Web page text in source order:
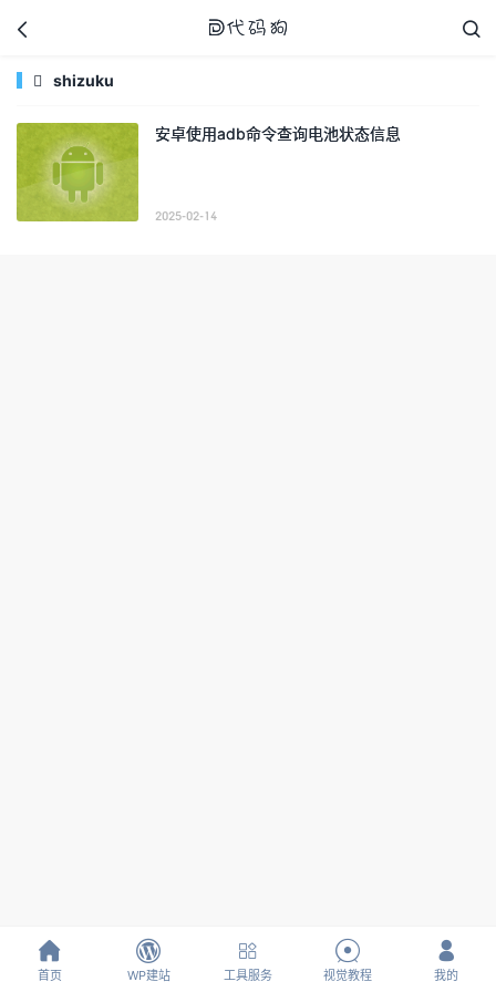

 
 shizuku
安卓使用adb命令查询电池状态信息
2025-02-14

首页

WP建站

工具服务

视觉教程

我的